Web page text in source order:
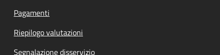
Pagamenti
Riepilogo valutazioni
Segnalazione disservizio